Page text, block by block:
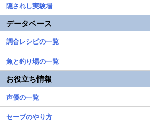
隠されし実験場
データベース
調合レシピの一覧
魚と釣り場の一覧
お役立ち情報
声優の一覧
セーブのやり方